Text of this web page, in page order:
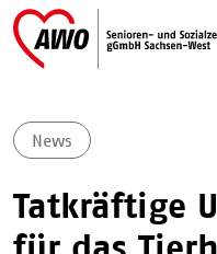
News
Tatkräftige